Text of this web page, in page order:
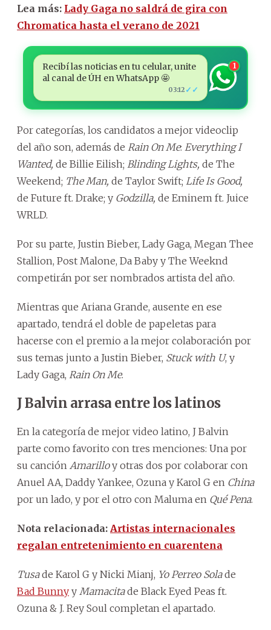
Lea más: Lady Gaga no saldrá de gira con
Chromatica hasta el verano de 2021
Recibí las noticias en tu celular, unite
al canal de ÚH en WhatsApp 🤩
03:12 ✓✓
1
Por categorías, los candidatos a mejor videoclip
del año son, además de Rain On Me: Everything I
Wanted, de Billie Eilish; Blinding Lights, de The
Weekend; The Man, de Taylor Swift; Life Is Good,
de Future ft. Drake; y Godzilla, de Eminem ft. Juice
WRLD.
Por su parte, Justin Bieber, Lady Gaga, Megan Thee
Stallion, Post Malone, Da Baby y The Weeknd
competirán por ser nombrados artista del año.
Mientras que Ariana Grande, ausente en ese
apartado, tendrá el doble de papeletas para
hacerse con el premio a la mejor colaboración por
sus temas junto a Justin Bieber, Stuck with U, y
Lady Gaga, Rain On Me.
J Balvin arrasa entre los latinos
En la categoría de mejor video latino, J Balvin
parte como favorito con tres menciones: Una por
su canción Amarilloy otras dos por colaborar con
Anuel AA, Daddy Yankee, Ozuna y Karol G en China
por un lado, y por el otro con Maluma en Qué Pena.
Nota relacionada: Artistas internacionales
regalan entretenimiento en cuarentena
Tusade Karol G y Nicki Mianj, Yo Perreo Solade
Bad Bunny y Mamacitade Black Eyed Peas ft.
Ozuna & J. Rey Soul completan el apartado.